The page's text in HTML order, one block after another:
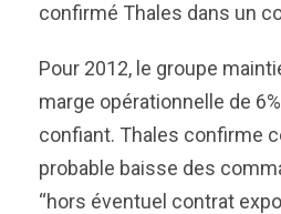
confirmé Thales dans un
Pour 2012, le groupe
marge opérationnelle de
confiant. Thales confirme
probable baisse des
“hors éventuel contrat